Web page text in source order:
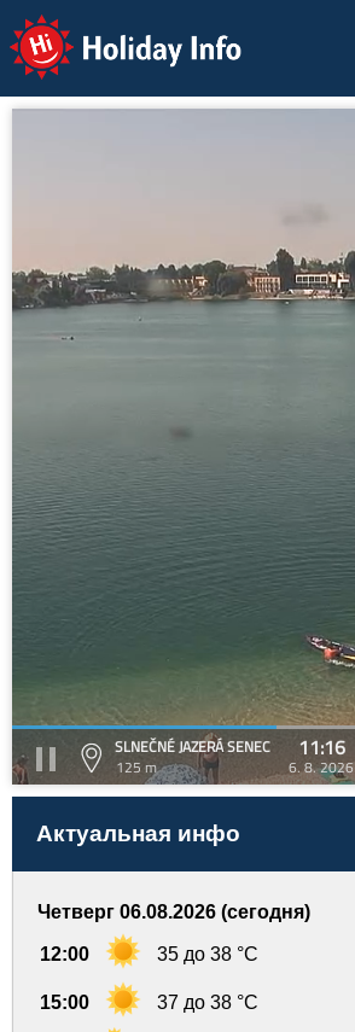
Holiday Info
SLNEČNÉ JAZERÁ SENEC
125 m
11:16
6. 8. 2026
Актуальная инфо
Четверг 06.08.2026 (сегодня)
12:00 35 до 38 °C
15:00 37 до 38 °C